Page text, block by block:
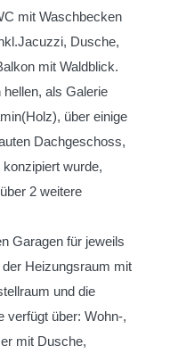
mit Waschbecken
Dusche,
mit Waldblick.
hellen, als Galerie
über einige
Dachgeschoss,
wurde,
2 weitere
Garagen für jeweils
Heizungsraum mit
und die
verfügt über: Wohn-,
mit Dusche,